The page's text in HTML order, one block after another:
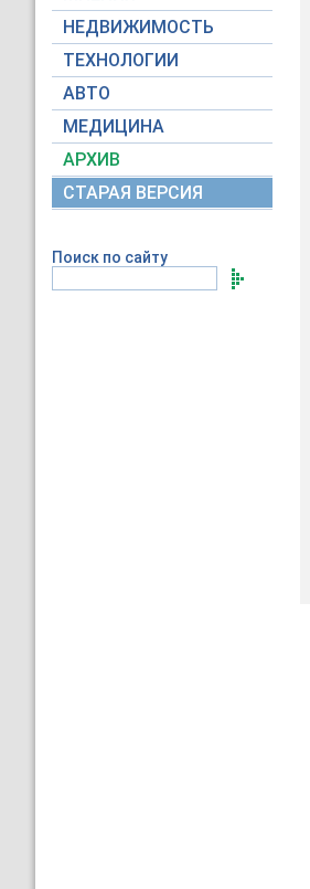
НЕДВИЖИМОСТЬ
ТЕХНОЛОГИИ
АВТО
МЕДИЦИНА
АРХИВ
СТАРАЯ ВЕРСИЯ
Поиск по сайту